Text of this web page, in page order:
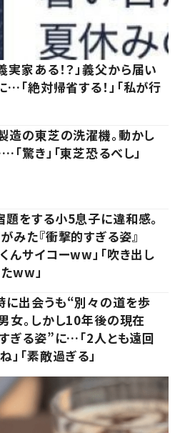
実家ある！？」義父から届い
「絶対帰省する！」「私が行
造の東芝の洗濯機。動かし
驚き」「東芝恐るべし」
をする小5息子に違和感。
みた『衝撃的すぎる姿』
んサイコーww」「吹き出し
ww」
に出会うも“別々の道を歩
女。しかし10年後の現在
ぎる姿”に…「2人とも遠回
」「素敵過ぎる」